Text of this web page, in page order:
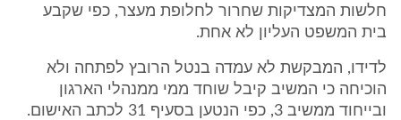
חלשות המצדיקות שחרור לחלופת מעצר, כפי שקבע
בית המשפט העליון לא אחת.
לדידו, המבקשת לא עמדה בנטל הרובץ לפתחה ולא
הוכיחה כי המשיב קיבל שוחד ממי ממנהלי הארגון
ובייחוד ממשיב 3, כפי הנטען בסעיף 31 לכתב האישום.